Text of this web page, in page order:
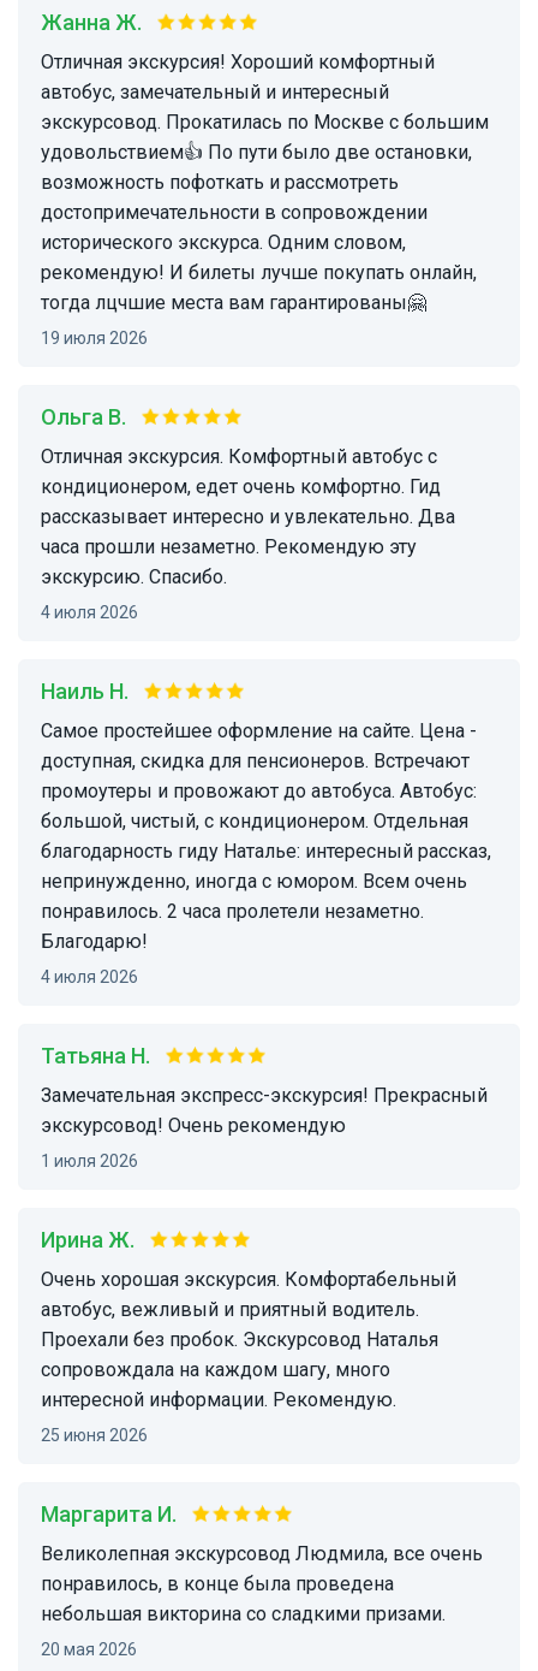
Жанна Ж.
Отличная экскурсия! Хороший комфортный
автобус, замечательный и интересный
экскурсовод. Прокатилась по Москве с большим
удовольствием👍 По пути было две остановки,
возможность пофоткать и рассмотреть
достопримечательности в сопровождении
исторического экскурса. Одним словом,
рекомендую! И билеты лучше покупать онлайн,
тогда лцчшие места вам гарантированы🤗
19 июля 2026
Ольга В.
Отличная экскурсия. Комфортный автобус с
кондиционером, едет очень комфортно. Гид
рассказывает интересно и увлекательно. Два
часа прошли незаметно. Рекомендую эту
экскурсию. Спасибо.
4 июля 2026
Наиль Н.
Самое простейшее оформление на сайте. Цена -
доступная, скидка для пенсионеров. Встречают
промоутеры и провожают до автобуса. Автобус:
большой, чистый, с кондиционером. Отдельная
благодарность гиду Наталье: интересный рассказ,
непринужденно, иногда с юмором. Всем очень
понравилось. 2 часа пролетели незаметно.
Благодарю!
4 июля 2026
Татьяна Н.
Замечательная экспресс-экскурсия! Прекрасный
экскурсовод! Очень рекомендую
1 июля 2026
Ирина Ж.
Очень хорошая экскурсия. Комфортабельный
автобус, вежливый и приятный водитель.
Проехали без пробок. Экскурсовод Наталья
сопровождала на каждом шагу, много
интересной информации. Рекомендую.
25 июня 2026
Маргарита И.
Великолепная экскурсовод Людмила, все очень
понравилось, в конце была проведена
небольшая викторина со сладкими призами.
20 мая 2026